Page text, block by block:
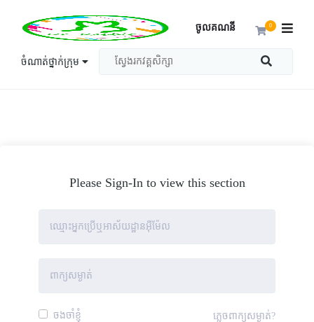
ចំណាត់ថ្នាក់ក្រុម
0
ចូលគណនី
Please Sign-In to view this section
ចងចាំខ្ញុំ ភ្លេចពាក្យសម្ងាត់?